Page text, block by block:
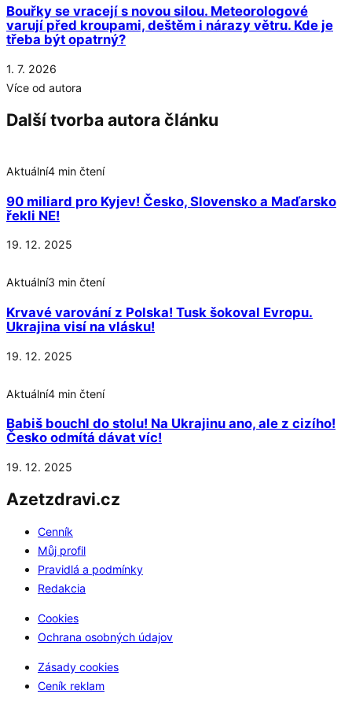
Bouřky se vracejí s novou silou. Meteorologové
varují před kroupami, deštěm i nárazy větru. Kde je
třeba být opatrný?
1. 7. 2026
Více od autora
Další tvorba autora článku
Aktuální4 min čtení
90 miliard pro Kyjev! Česko, Slovensko a Maďarsko
řekli NE!
19. 12. 2025
Aktuální3 min čtení
Krvavé varování z Polska! Tusk šokoval Evropu.
Ukrajina visí na vlásku!
19. 12. 2025
Aktuální4 min čtení
Babiš bouchl do stolu! Na Ukrajinu ano, ale z cizího!
Česko odmítá dávat víc!
19. 12. 2025
Azetzdravi.cz
Cenník
Můj profil
Pravidlá a podmínky
Redakcia
Cookies
Ochrana osobných údajov
Zásady cookies
Ceník reklam